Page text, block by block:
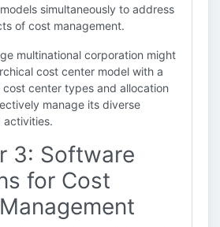
simultaneously to address
of cost management.
multinational corporation might
cost center model with a
center types and allocation
manage its diverse
activities.
3: Software
for Cost